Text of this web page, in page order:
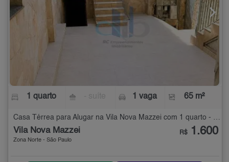
1 quarto 1 vaga 65 m²
Casa Térrea para Alugar na Vila Nova Mazzei com 1 quarto - 65 m²
Vila Nova Mazzei
Zona Norte - São Paulo
R$ 1.600